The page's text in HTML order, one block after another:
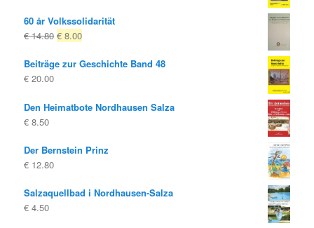
60 år Volkssolidarität
€14.80 Ursprungligt
var:
€ 8.00Nuvarande
är:
Beiträge zur Geschichte Band 48
€ 20.00
Den Heimatbote Nordhausen Salza
€ 8.50
Der Bernstein Prinz
€ 12.80
Salzaquellbad i Nordhausen-Salza
€ 4.50